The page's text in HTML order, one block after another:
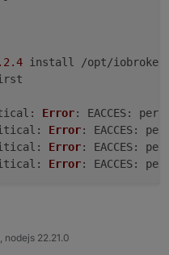
.4 install /opt/iobroker/
: Error: EACCES:
: Error: EACCES:
: Error: EACCES:
: Error: EACCES:
nodejs 22.21.0